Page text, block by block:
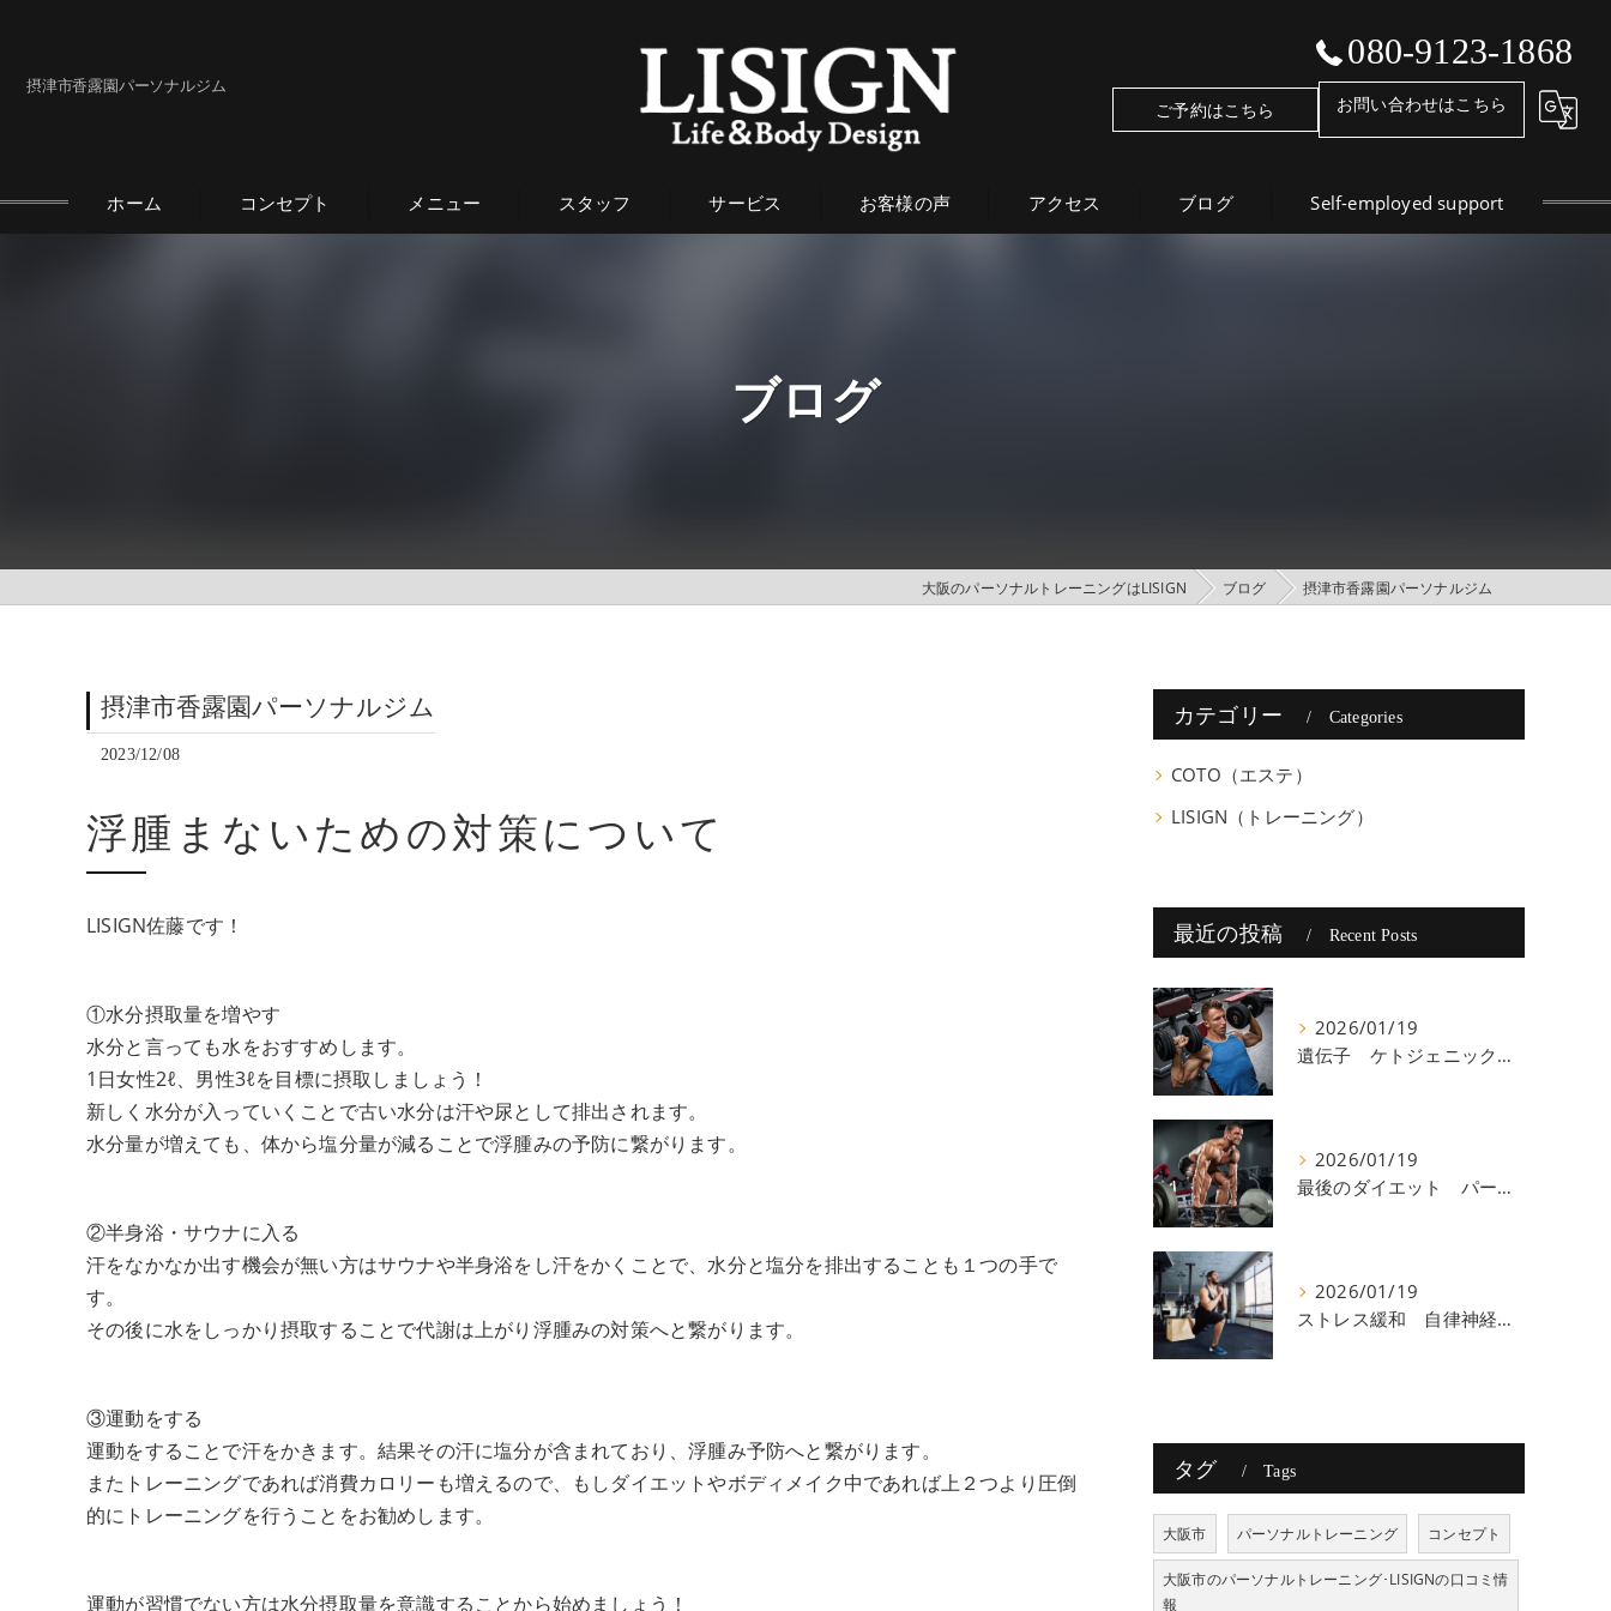
摂津市香露園パーソナルジム
080-9123-1868
ご予約はこちら お問い合わせはこちら
ホーム コンセプト メニュー スタッフ サービス お客様の声 アクセス ブログ Self-employed support
ブログ
大阪のパーソナルトレーニングはLISIGN ブログ 摂津市香露園パーソナルジム
摂津市香露園パーソナルジム
2023/12/08
浮腫まないための対策について
LISIGN佐藤です！
①水分摂取量を増やす
水分と言っても水をおすすめします。
1日女性2ℓ、男性3ℓを目標に摂取しましょう！
新しく水分が入っていくことで古い水分は汗や尿として排出されます。
水分量が増えても、体から塩分量が減ることで浮腫みの予防に繋がります。
②半身浴・サウナに入る
汗をなかなか出す機会が無い方はサウナや半身浴をし汗をかくことで、水分と塩分を排出することも１つの手で
す。
その後に水をしっかり摂取することで代謝は上がり浮腫みの対策へと繋がります。
③運動をする
運動をすることで汗をかきます。結果その汗に塩分が含まれており、浮腫み予防へと繋がります。
またトレーニングであれば消費カロリーも増えるので、もしダイエットやボディメイク中であれば上２つより圧倒
的にトレーニングを行うことをお勧めします。
運動が習慣でない方は水分摂取量を意識することから始めましょう！
カテゴリー Categories
COTO（エステ）
LISIGN（トレーニング）
最近の投稿 Recent Posts
2026/01/19
遺伝子 ケトジェニック 八尾
2026/01/19
最後のダイエット パーソナルトレーニング 八尾
2026/01/19
ストレス緩和 自律神経 八尾
タグ Tags
大阪市 パーソナルトレーニング コンセプト
大阪市のパーソナルトレーニング･LISIGNの口コミ情
報